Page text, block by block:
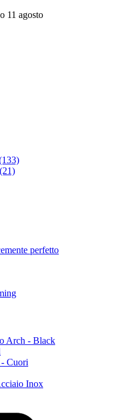
11 agosto
perfetto
Arch - Black
Cuori
Inox